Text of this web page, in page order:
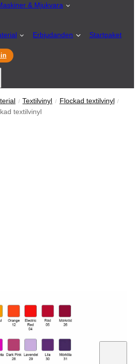
& Mjukvara
Erbjudanden Startpaket
Textilvinyl
Flockad textilvinyl
textilvinyl